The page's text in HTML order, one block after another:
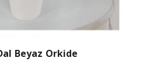
Beyaz Orkide